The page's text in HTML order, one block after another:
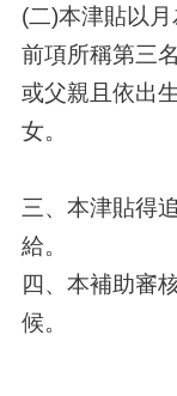
(二)本津貼以月
前項所稱第三
或父親且依出
女。
三、本津貼得
給。
四、本補助審
候。